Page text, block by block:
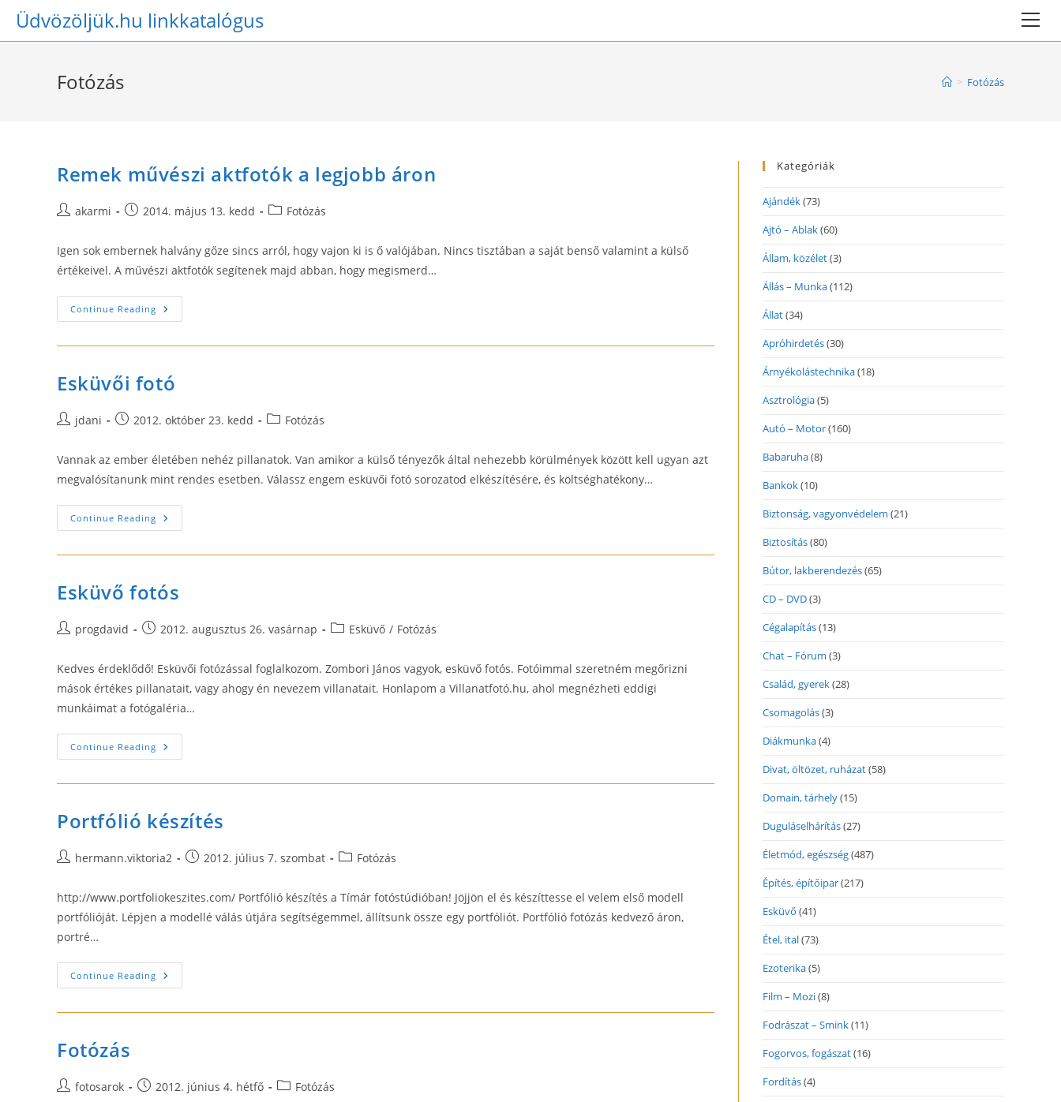
SkipÜdvözöljük.hu linkkatalógus
Fotózás > Fotózás
Remek művészi aktfotók a legjobb áron
Postakarmi
Post2014. május 13. kedd
PostFotózás
Igen sok embernek halvány gőze sincs arról, hogy vajon ki is ő valójában. Nincs tisztában a saját benső valamint a külső
értékeivel. A művészi aktfotók segítenek majd abban, hogy megismerd…
Continue Reading Remek
Művészi
A
Esküvői fotó
Postjdani
Post2012. október 23. kedd
PostFotózás
Vannak az ember életében nehéz pillanatok. Van amikor a külső tényezők által nehezebb körülmények között kell ugyan azt
megvalósítanunk mint rendes esetben. Válassz engem esküvői fotó sorozatod elkészítésére, és költséghatékony…
Continue Reading Esküvői
Fotó
Esküvő fotós
Postprogdavid
Post2012. augusztus 26. vasárnap
PostEsküvő / Fotózás
Kedves érdeklődő! Esküvői fotózással foglalkozom. Zombori János vagyok, esküvő fotós. Fotóimmal szeretném megőrizni
mások értékes pillanatait, vagy ahogy én nevezem villanatait. Honlapom a Villanatfotó.hu, ahol megnézheti eddigi
munkáimat a fotógaléria…
Continue Reading Esküvő
Fotós
Portfólió készítés
Posthermann.viktoria2
Post2012. július 7. szombat
PostFotózás
http://www.portfoliokeszites.com/ Portfólió készítés a Tímár fotóstúdióban! Jöjjön el és készíttesse el velem első modell
portfólióját. Lépjen a modellé válás útjára segítségemmel, állítsunk össze egy portfóliót. Portfólió fotózás kedvező áron,
portré…
Continue Reading Portfólió
Készítés
Fotózás
Postfotosarok
Post2012. június 4. hétfő
PostFotózás
Kategóriák
Ajándék(73)
Ajtó – Ablak(60)
Állam, közélet(3)
Állás – Munka(112)
Állat(34)
Apróhirdetés(30)
Árnyékolástechnika(18)
Asztrológia(5)
Autó – Motor(160)
Babaruha(8)
Bankok(10)
Biztonság, vagyonvédelem (21)
Biztosítás(80)
Bútor, lakberendezés(65)
CD – DVD(3)
Cégalapítás(13)
Chat – Fórum (3)
Család, gyerek(28)
Csomagolás(3)
Diákmunka(4)
Divat, öltözet, ruházat(58)
Domain, tárhely(15)
Duguláselhárítás(27)
Életmód, egészség(487)
Építés, építőipar(217)
Esküvő (41)
Étel, ital(73)
Ezoterika(5)
Film – Mozi(8)
Fodrászat – Smink(11)
Fogorvos, fogászat(16)
Fordítás(4)